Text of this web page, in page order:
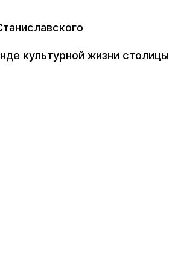
культурной жизни столицы